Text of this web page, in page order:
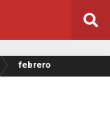
febrero